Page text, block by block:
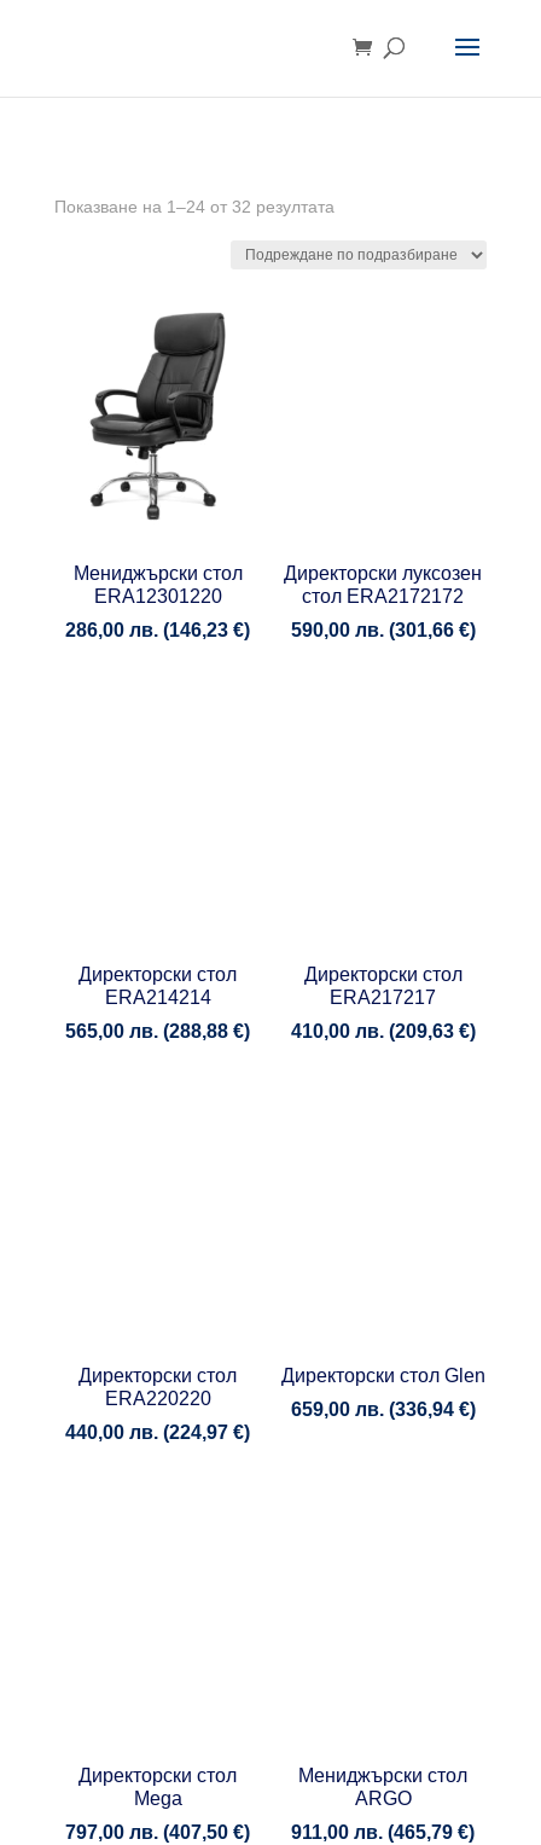
Показване на 1–24 от 32 резултата
Мениджърски стол
ERA12301220
286,00лв. (146,23€)
Директорски луксозен
стол ERA2172172
590,00 лв. (301,66 €)
Директорски стол
ERA214214
565,00лв. (288,88€)
Директорски стол
ERA217217
410,00 лв. (209,63 €)
Директорски стол
ERA220220
440,00лв. (224,97€)
Директорски стол Glen
659,00 лв. (336,94 €)
Директорски стол
Mega
797,00лв. (407,50€)
Мениджърски стол
ARGO
911,00лв. (465,79€)